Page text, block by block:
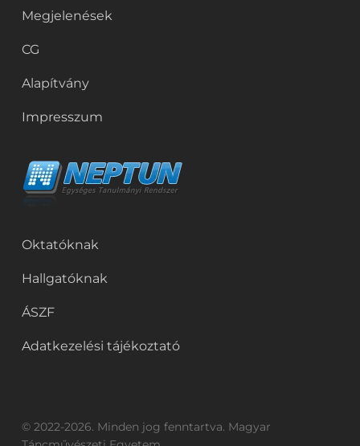
Megjelenések
CG
Alapítvány
Impresszum
Oktatóknak
Hallgatóknak
ÁSZF
Adatkezelési tájékoztató
© 2022-2026. Minden jog fenntartva. Magyar